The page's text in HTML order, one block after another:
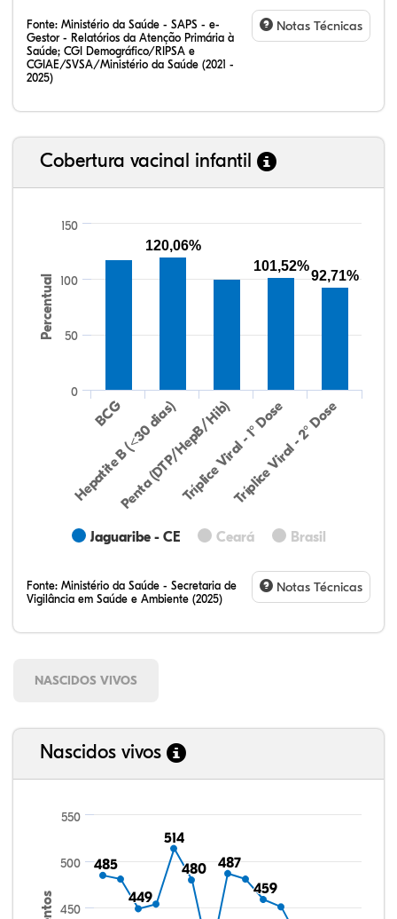
Fonte: Ministério da Saúde - SAPS - e-
Gestor - Relatórios da Atenção Primária à
Saúde; CGI Demográfico/RIPSA e
CGIAE/SVSA/Ministério da Saúde (2021 -
2025)
Notas Técnicas
Cobertura vacinal infantil
Percentual
Jaguaribe - CE Ceará Brasil
BCG
Hepatite B (<30 dias)
Penta (DTP/HepB/Hib)Tríplice Viral - 1° Dose
Tríplice Viral - 2° Dose
0
50
100
150
120,06%
101,52%
92,71%
Fonte: Ministério da Saúde - Secretaria de
Vigilância em Saúde e Ambiente (2025)
Notas Técnicas
NASCIDOS VIVOS
Nascidos vivos
485
485
449
449
514
514
480
480 487
487
459
459
450
500
550